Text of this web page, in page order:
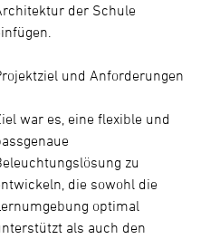
der Schule
und Anforderungen
war es, eine flexible und
zu
die sowohl die
optimal
als auch den